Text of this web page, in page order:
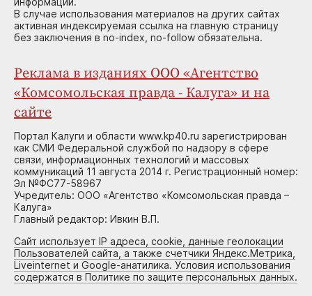
В случае использования материалов на других сайтах
активная индексируемая ссылка на главную страницу
без заключения в no-index, no-follow обязательна.
Реклама в изданиях ООО «Агентство
«Комсомольская правда - Калуга» и на
сайте
Портал Калуги и области www.kp40.ru зарегистрирован
как СМИ Федеральной службой по надзору в сфере
связи, информационных технологий и массовых
коммуникаций 11 августа 2014 г. Регистрационный номер:
Эл №ФС77-58967
Учредитель: ООО «Агентство «Комсомольская правда –
Калуга»
Главный редактор: Ивкин В.П.
Сайт использует IP адреса, cookie, данные геолокации
Пользователей сайта, а также счетчики Яндекс.Метрика,
Liveinternet и Google-анатилика. Условия использования
содержатся в Политике по защите персональных данных.